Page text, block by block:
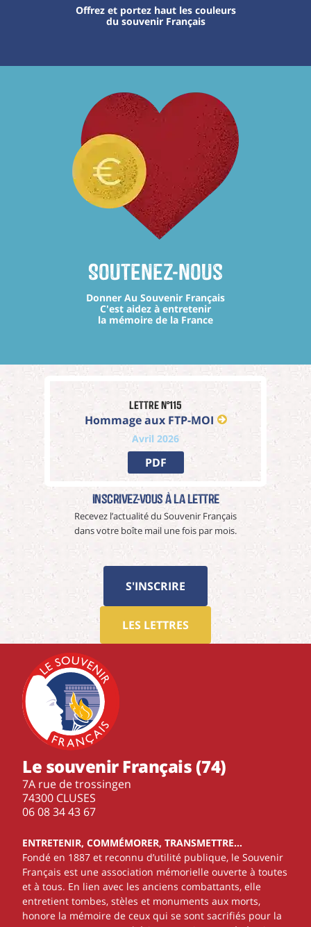
Offrez et portez haut les couleurs
du souvenir Français
Soutenez-nous
Donner Au Souvenir Français
C'est aidez à entretenir
la mémoire de la France
Lettre n°115
Hommage aux FTP-MOI
Avril 2026
PDF
Inscrivez-vous à La Lettre
Recevez l’actualité du Souvenir Français
dans votre boîte mail une fois par mois.
S'INSCRIRE
LES LETTRES
Le souvenir Français (74)
7A rue de trossingen
74300 CLUSES
‭06 08 34 43 67‬
ENTRETENIR, COMMÉMORER, TRANSMETTRE…
Fondé en 1887 et reconnu d’utilité publique, le Souvenir
Français est une association mémorielle ouverte à toutes
et à tous. En lien avec les anciens combattants, elle
entretient tombes, stèles et monuments aux morts,
honore la mémoire de ceux qui se sont sacrifiés pour la